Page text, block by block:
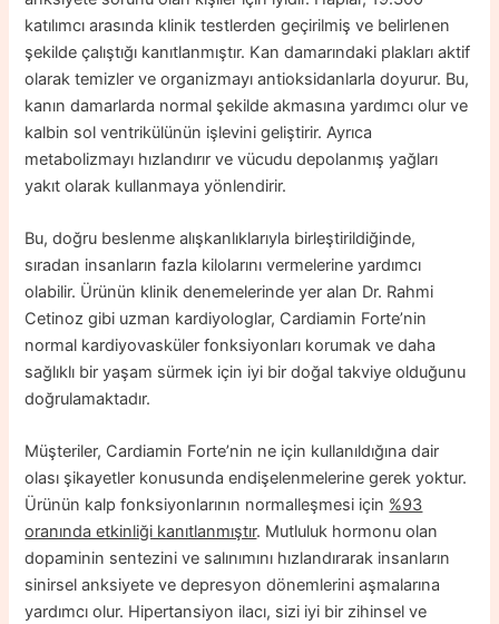
katılımcı arasında klinik testlerden geçirilmiş ve belirlenen
şekilde çalıştığı kanıtlanmıştır. Kan damarındaki plakları aktif
olarak temizler ve organizmayı antioksidanlarla doyurur. Bu,
kanın damarlarda normal şekilde akmasına yardımcı olur ve
kalbin sol ventrikülünün işlevini geliştirir. Ayrıca
metabolizmayı hızlandırır ve vücudu depolanmış yağları
yakıt olarak kullanmaya yönlendirir.
Bu, doğru beslenme alışkanlıklarıyla birleştirildiğinde,
sıradan insanların fazla kilolarını vermelerine yardımcı
olabilir. Ürünün klinik denemelerinde yer alan Dr. Rahmi
Cetinoz gibi uzman kardiyologlar, Cardiamin Forte’nin
normal kardiyovasküler fonksiyonları korumak ve daha
sağlıklı bir yaşam sürmek için iyi bir doğal takviye olduğunu
doğrulamaktadır.
Müşteriler, Cardiamin Forte’nin ne için kullanıldığına dair
olası şikayetler konusunda endişelenmelerine gerek yoktur.
Ürünün kalp fonksiyonlarının normalleşmesi için %93
oranında etkinliği kanıtlanmıştır. Mutluluk hormonu olan
dopaminin sentezini ve salınımını hızlandırarak insanların
sinirsel anksiyete ve depresyon dönemlerini aşmalarına
yardımcı olur. Hipertansiyon ilacı, sizi iyi bir zihinsel ve